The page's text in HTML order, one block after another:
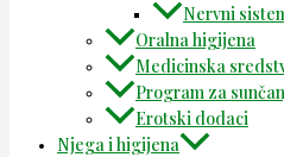
Nervni
Oralna higijena
Medicinska
Program za
Erotski dodaci
Njega i higijena